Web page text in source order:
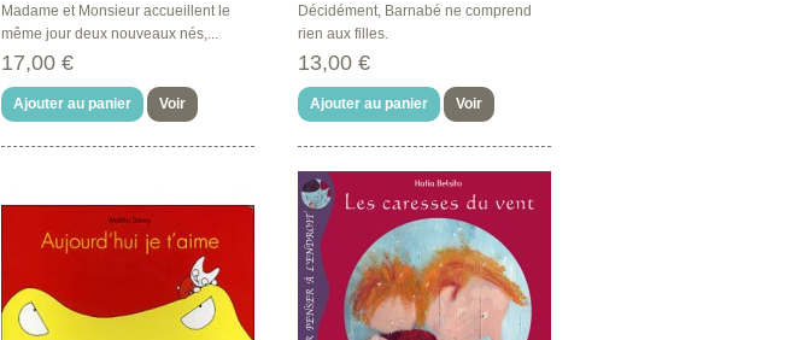
Madame et Monsieur accueillent le
même jour deux nouveaux nés,...
17,00 €
Ajouter au panier Voir
Décidément, Barnabé ne comprend
rien aux filles.
13,00 €
Ajouter au panier Voir